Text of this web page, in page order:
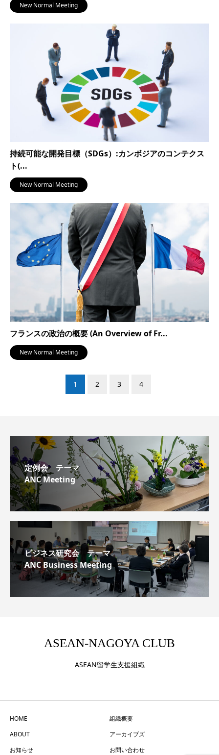
New Normal Meeting
持続可能な開発目標（SDGs）:カンボジアのコンテクス
ト(...
New Normal Meeting
フランスの政治の概要 (An Overview of Fr...
New Normal Meeting
1 2 3 4
定例会 テーマ
ANC Meeting
ビジネス研究会 テーマ
ANC Business Meeting
ASEAN-NAGOYA CLUB
ASEAN留学生支援組織
HOME
組織概要
ABOUT
アーカイブズ
お知らせ
お問い合わせ